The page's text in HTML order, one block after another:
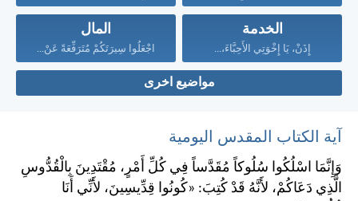
الخدمة
إِذَنْ، يَا إِخْوَتِي الأَحِبَّاءَ،...
المال
اجْعَلُوا سِيرَتَكُمْ مُتَرَفِّعَةً عَنْ...
مواضيع اخرى
آية الكتاب المقدس اليومية
وَإِنَّمَا اسْلُكُوا سُلُوكاً مُقَدَّساً فِي كُلِّ أَمْرٍ، مُقْتَدِينَ بِالْقُدُّوسِ
الَّذِي دَعَاكُمْ، لأَنَّهُ قَدْ كُتِبَ: «كُونُوا قِدِّيسِينَ، لأَنِّي أَنَا